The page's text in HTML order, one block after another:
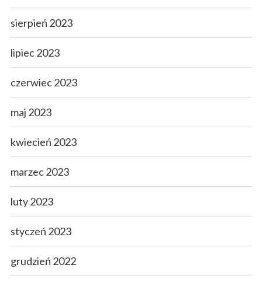
sierpień 2023
lipiec 2023
czerwiec 2023
maj 2023
kwiecień 2023
marzec 2023
luty 2023
styczeń 2023
grudzień 2022